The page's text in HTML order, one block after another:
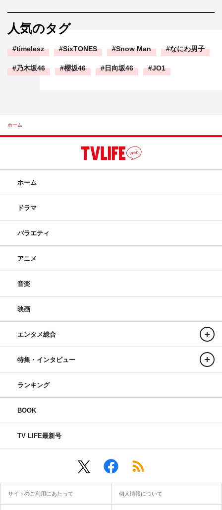
人気のタグ
timelesz SixTONES Snow Man なにわ男子
乃木坂46 櫻坂46 日向坂46 JO1
ホーム
ホーム
ドラマ
バラエティ
アニメ
音楽
映画
エンタメ総合
特集・インタビュー
ランキング
BOOK
TV LIFE最新号
サイトのご利用にあたって 個人情報について